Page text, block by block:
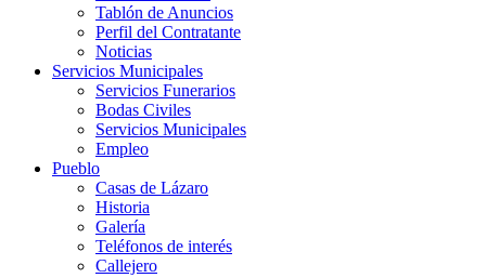
Tablón de Anuncios
Perfil del Contratante
Noticias
Servicios Municipales
Servicios Funerarios
Bodas Civiles
Servicios Municipales
Empleo
Pueblo
Casas de Lázaro
Historia
Galería
Teléfonos de interés
Callejero